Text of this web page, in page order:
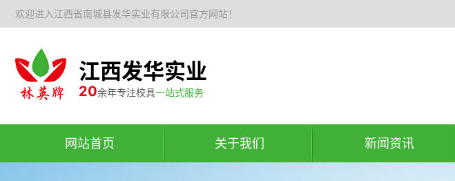
欢迎进入江西省南城县发华实业有限公司官方网站！
江西发华实业
20余年专注校具一站式服务
网站首页 关于我们 新闻资讯